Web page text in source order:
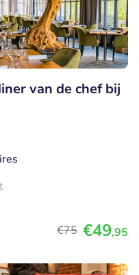
van de chef bij
€75 €49,95